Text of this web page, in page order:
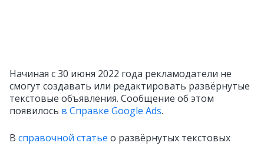
Начиная c 30 июня 2022 года рекламодатели не
смогут создавать или редактировать развёрнутые
текстовые объявления. Сообщение об этом
появилось в Справке Google Ads.
В справочной статье о развёрнутых текстовых